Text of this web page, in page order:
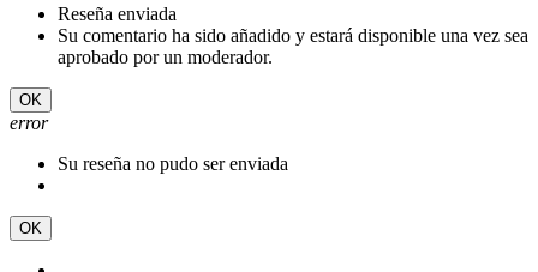
Reseña enviada
Su comentario ha sido añadido y estará disponible una vez sea
aprobado por un moderador.
OK
error
Su reseña no pudo ser enviada
OK